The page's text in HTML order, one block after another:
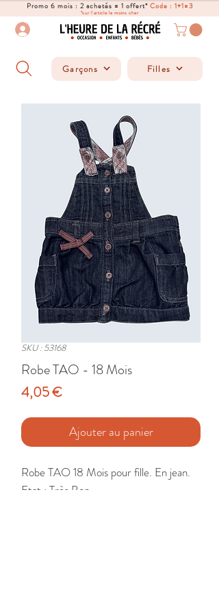
Promo 6 mois : 2 achetés = 1 offert*Code : 1+1=3
*sur l'article le moins cher
Garçons Filles
SKU : 53168
Robe TAO - 18 Mois
4,05 €Prix
Ajouter au panier
Robe TAO 18 Mois pour fille. En jean.
Etat : Très Bon